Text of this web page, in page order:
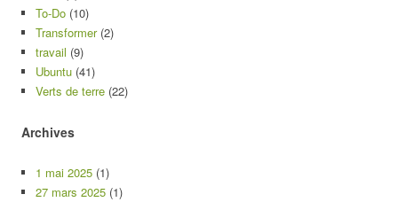
To-Do (10)
Transformer(2)
travail (9)
Ubuntu (41)
Verts de terre (22)
Archives
1 mai 2025 (1)
27 mars 2025 (1)